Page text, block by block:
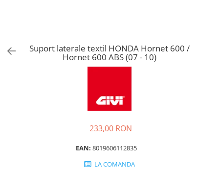
Suport laterale textil HONDA Hornet 600 /
Hornet 600 ABS (07 - 10)
233,00 RON
EAN: 8019606112835
LA COMANDA